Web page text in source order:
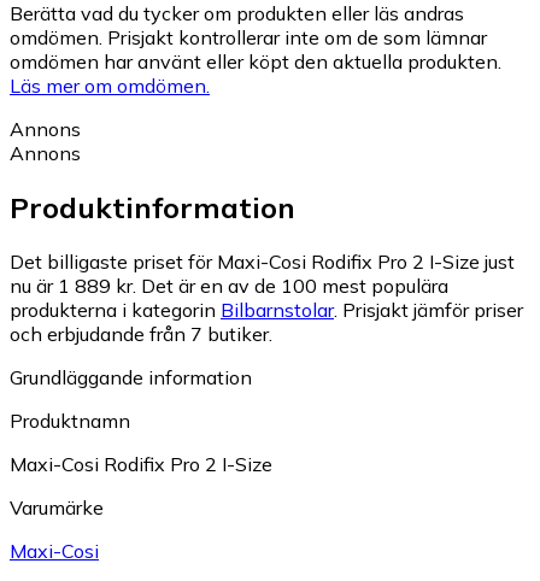
Berätta vad du tycker om produkten eller läs andras
omdömen. Prisjakt kontrollerar inte om de som lämnar
omdömen har använt eller köpt den aktuella produkten.
Läs mer om omdömen.
Annons
Annons
Produktinformation
Det billigaste priset för Maxi-Cosi Rodifix Pro 2 I-Size just
nu är 1 889 kr. Det är en av de 100 mest populära
produkterna i kategorin Bilbarnstolar. Prisjakt jämför priser
och erbjudande från 7 butiker.
Grundläggande information
Produktnamn
Maxi-Cosi Rodifix Pro 2 I-Size
Varumärke
Maxi-Cosi